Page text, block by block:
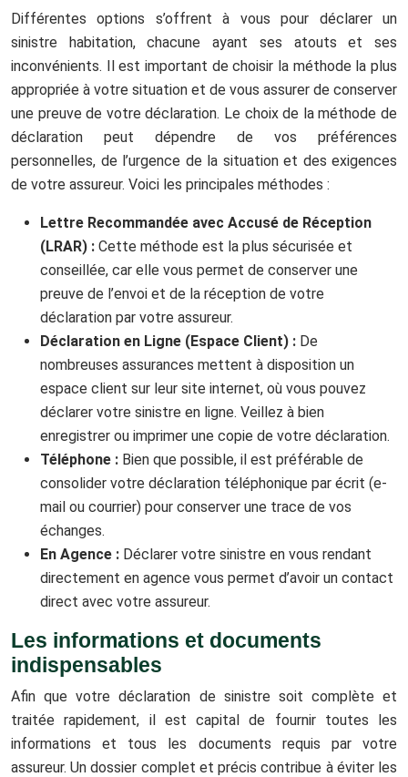
Différentes options s’offrent à vous pour déclarer un
sinistre habitation, chacune ayant ses atouts et ses
inconvénients. Il est important de choisir la méthode la plus
appropriée à votre situation et de vous assurer de conserver
une preuve de votre déclaration. Le choix de la méthode de
déclaration peut dépendre de vos préférences
personnelles, de l’urgence de la situation et des exigences
de votre assureur. Voici les principales méthodes :
Lettre Recommandée avec Accusé de Réception
(LRAR) : Cette méthode est la plus sécurisée et
conseillée, car elle vous permet de conserver une
preuve de l’envoi et de la réception de votre
déclaration par votre assureur.
Déclaration en Ligne (Espace Client) : De
nombreuses assurances mettent à disposition un
espace client sur leur site internet, où vous pouvez
déclarer votre sinistre en ligne. Veillez à bien
enregistrer ou imprimer une copie de votre déclaration.
Téléphone : Bien que possible, il est préférable de
consolider votre déclaration téléphonique par écrit (e-
mail ou courrier) pour conserver une trace de vos
échanges.
En Agence : Déclarer votre sinistre en vous rendant
directement en agence vous permet d’avoir un contact
direct avec votre assureur.
Les informations et documents
indispensables
Afin que votre déclaration de sinistre soit complète et
traitée rapidement, il est capital de fournir toutes les
informations et tous les documents requis par votre
assureur. Un dossier complet et précis contribue à éviter les